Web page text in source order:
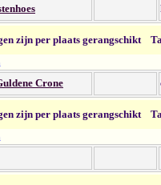
zijn per plaats gerangschikt
Crone
zijn per plaats gerangschikt